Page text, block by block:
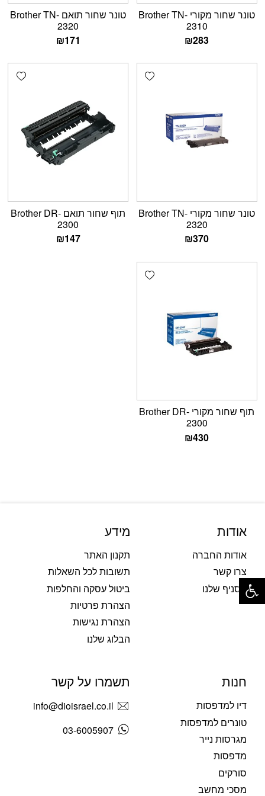
טונר שחור מקורי Brother TN-
2310
₪283
טונר שחור תואם Brother TN-
2320
₪171
Add wishlist
טונר שחור מקורי Brother TN-
2320
₪370
תוף שחור תואם Brother DR-
2300
₪147
Add wishlist
תוף שחור מקורי Brother DR-
2300
₪430
אודות
אודות החברה
צרו קשר
הסניף שלנו
מידע
תקנון האתר
תשובות לכל השאלות
ביטול עסקה והחלפות
הצהרת פרטיות
הצהרת נגישות
הבלוג שלנו
חנות
דיו למדפסות
טונרים למדפסות
מגרסות נייר
מדפסות
סורקים
מסכי מחשב
תשמרו על קשר
info@dioisrael.co.il
03-6005907
פתח סרגל נגישות